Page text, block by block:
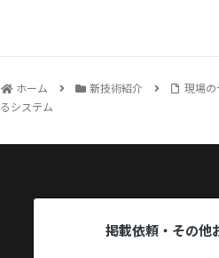
ホーム 新技術紹介
現場
るシステム
掲載依頼・その他